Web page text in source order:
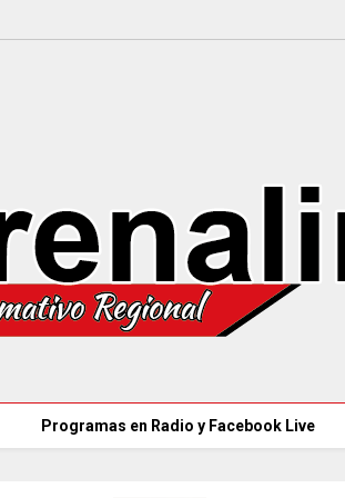
Programas en Radio y Facebook Live